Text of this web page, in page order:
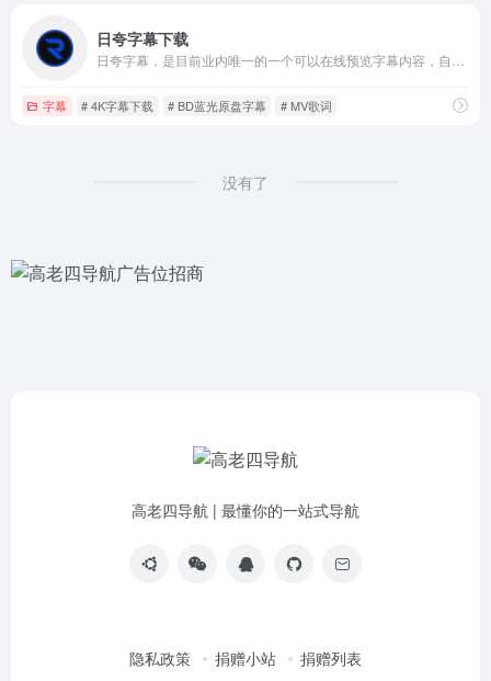
日夸字幕下载
字幕 # 4K字幕下载 # BD蓝光原盘字幕 # MV歌词
没有了
高老四导航 | 最懂你的一站式导航
隐私政策 捐赠小站 捐赠列表